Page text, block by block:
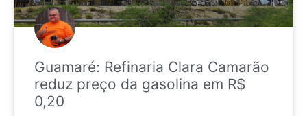
Guamaré: Refinaria Clara Camarão
reduz preço da gasolina em R$
0,20